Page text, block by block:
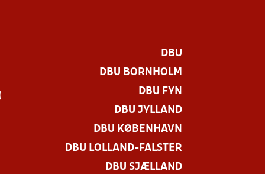
DBU
DBU BORNHOLM
DBU FYN
DBU JYLLAND
DBU KØBENHAVN
DBU LOLLAND-FALSTER
DBU SJÆLLAND